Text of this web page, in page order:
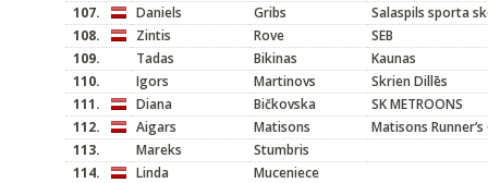
107.
Daniels Gribs
Salaspils sporta
108.
Zintis Rove
SEB
109.
Tadas Bikinas
Kaunas
110.
Igors Martinovs
Skrien Dillēs
111.
Diana Bičkovska
SK METROONS
112.
Aigars Matisons
Matisons Runner’s
113.
Mareks
Stumbris
114.
Linda
Muceniece